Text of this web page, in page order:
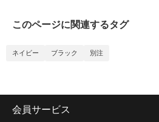
このページに関連するタグ
ネイビー ブラック 別注
会員サービス